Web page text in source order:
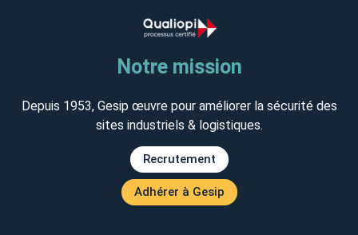
Notre mission
Depuis 1953, Gesip œuvre pour améliorer la sécurité des
sites industriels & logistiques.
Recrutement
Adhérer à Gesip